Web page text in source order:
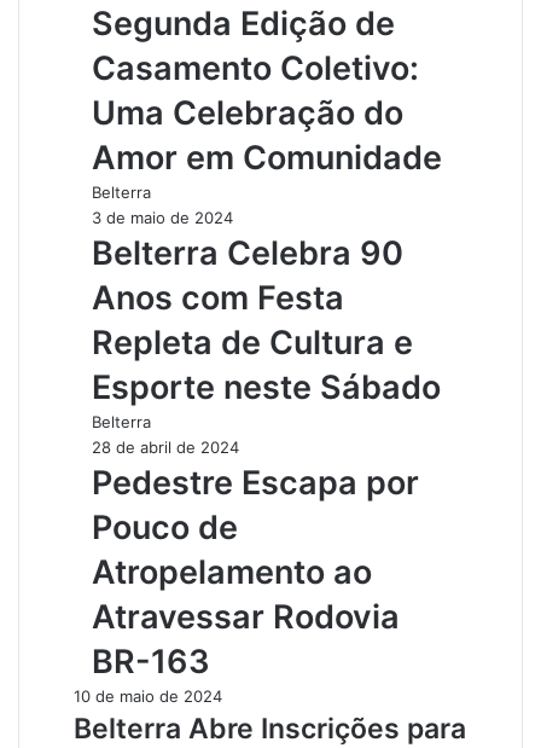
Segunda Edição de
Casamento Coletivo:
Uma Celebração do
Amor em Comunidade
Belterra
3 de maio de 2024
Belterra Celebra 90
Anos com Festa
Repleta de Cultura e
Esporte neste Sábado
Belterra
28 de abril de 2024
Pedestre Escapa por
Pouco de
Atropelamento ao
Atravessar Rodovia
BR-163
10 de maio de 2024
Belterra Abre Inscrições para